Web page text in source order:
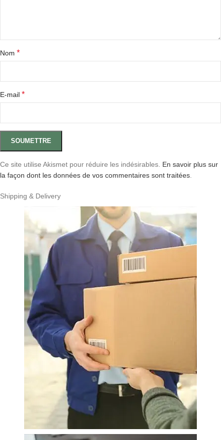
Nom *
E-mail *
Ce site utilise Akismet pour réduire les indésirables. En savoir plus sur
la façon dont les données de vos commentaires sont traitées
Shipping & Delivery